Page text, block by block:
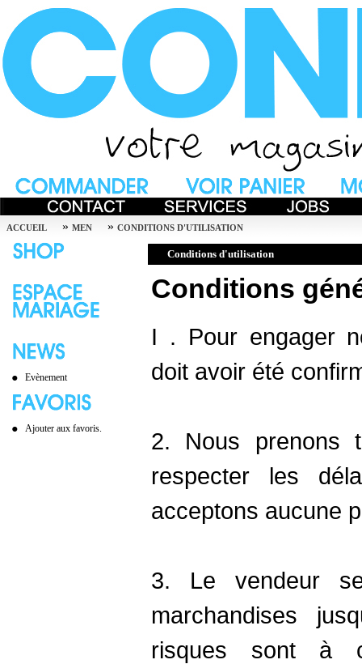
ACCUEIL » MEN » CONDITIONS D'UTILISATION
Evènement
Ajouter aux favoris.
Conditions d'utilisation
Conditions
I . Pour engager
doit avoir été
2. Nous prenons
respecter les
acceptons aucune
3. Le vendeur
marchandises
risques sont à